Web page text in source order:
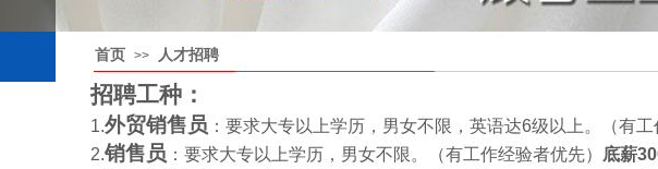
首页 >> 人才招聘
招聘工种：
1.外贸销售员 ：要求大专以上学历，男女不限，英语达6级以上。（有工
2.销售员 ：要求大专以上学历，男女不限。（有工作经验者优先） 底薪